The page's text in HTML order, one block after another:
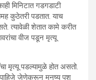
मिनिटात गडगडाटी
कुठेतरी पडतात. याच
त्यावेळी शेतात कामे करीत
वीज पडून मृत्यू
मृत्यू पडल्यामुळे होत असतो.
पाहिजे जेणेकरून मनुष्य पशु